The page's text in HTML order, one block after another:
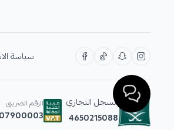
سياسة
السجل التجاري
4650215088
الرقم الضريبي